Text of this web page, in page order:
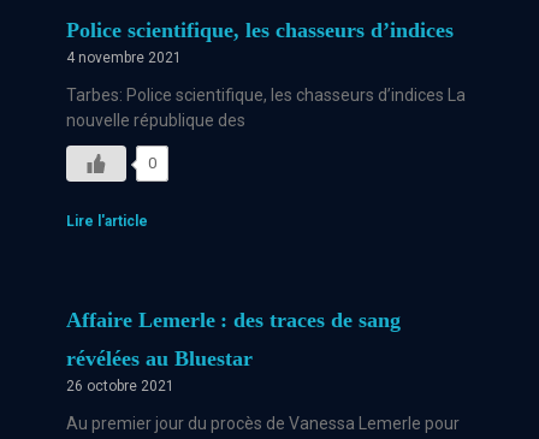
Police scientifique, les chasseurs d’indices
4 novembre 2021
Tarbes: Police scientifique, les chasseurs d’indices La
nouvelle république des
0
Lire l'article
Affaire Lemerle : des traces de sang
révélées au Bluestar
26 octobre 2021
Au premier jour du procès de Vanessa Lemerle pour